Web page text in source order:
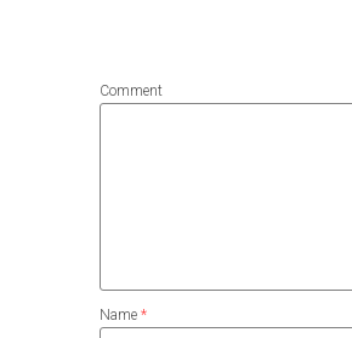
Comment
Name *